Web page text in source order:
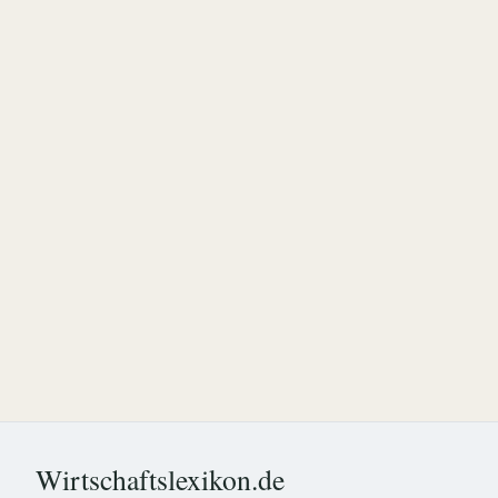
Wirtschaftslexikon.de